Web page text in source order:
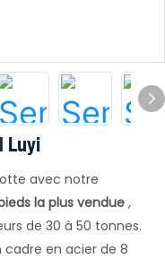
Luyi
avec notre
la plus vendue ,
de 30 à 50 tonnes.
en acier de 8